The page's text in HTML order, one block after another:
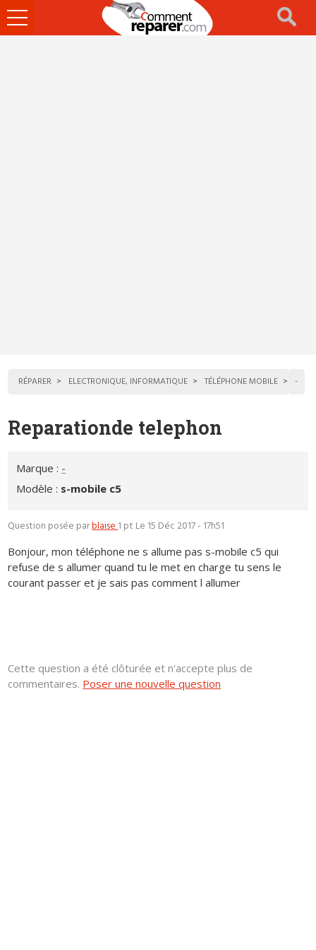
Ouvrir
le
RÉPARER ELECTRONIQUE, INFORMATIQUE TÉLÉPHONE MOBILE -
Reparationde telephon
Marque : -
Modèle : s-mobile c5
Question posée parblaise1 pt Le 15 Déc 2017 - 17h51
Bonjour, mon téléphone ne s allume pas s-mobile c5 qui
refuse de s allumer quand tu le met en charge tu sens le
courant passer et je sais pas comment l allumer
Cette question a été clôturée et n'accepte plus de
commentaires. Poser une nouvelle question